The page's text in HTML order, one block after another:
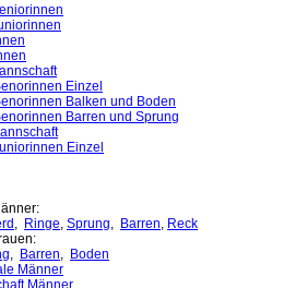
Einzel
Balken und Boden
Barren und Sprung
Einzel
Ringe Sprung Barren Reck
Barren
Boden
Männer
Männer